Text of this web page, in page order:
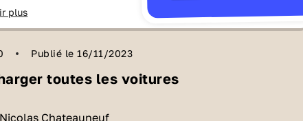
plus
Publié le 16/11/2023
toutes les voitures
Chateauneuf